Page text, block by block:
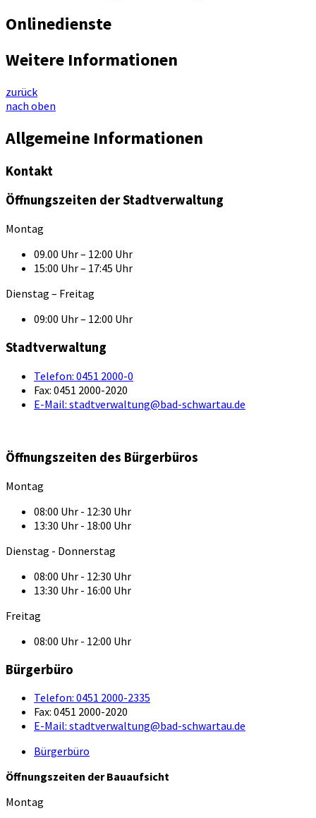
Onlinedienste
Weitere Informationen
zurück
nach oben
Allgemeine Informationen
Kontakt
Öffnungszeiten der Stadtverwaltung
Montag
09.00 Uhr – 12:00 Uhr
15:00 Uhr – 17:45 Uhr
Dienstag – Freitag
09:00 Uhr – 12:00 Uhr
Stadtverwaltung
Telefon: 0451 2000-0
Fax: 0451 2000-2020
E-Mail: stadtverwaltung@bad-schwartau.de
Öffnungszeiten des Bürgerbüros
Montag
08:00 Uhr - 12:30 Uhr
13:30 Uhr - 18:00 Uhr
Dienstag - Donnerstag
08:00 Uhr - 12:30 Uhr
13:30 Uhr - 16:00 Uhr
Freitag
08:00 Uhr - 12:00 Uhr
Bürgerbüro
Telefon: 0451 2000-2335
Fax: 0451 2000-2020
E-Mail: stadtverwaltung@bad-schwartau.de
Bürgerbüro
Öffnungszeiten der Bauaufsicht
Montag